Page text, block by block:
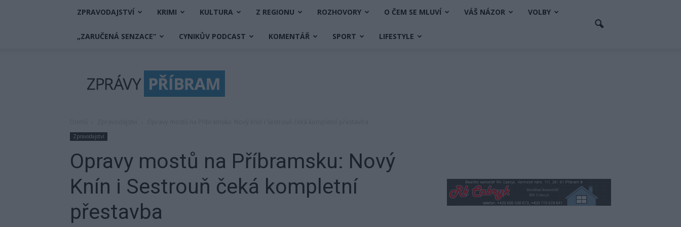
ZPRAVODAJSTVÍ KRIMI KULTURA Z REGIONU ROZHOVORY O ČEM SE MLUVÍ VÁŠ NÁZOR VOLBY
„ZARUČENÁ SENZACE“ CYNIKŮV PODCAST KOMENTÁŘ SPORT LIFESTYLE
Příbram
Zpravodajství
Opravy mostů na Příbramsku: Nový
Knín i Sestrouň čeká kompletní
přestavba